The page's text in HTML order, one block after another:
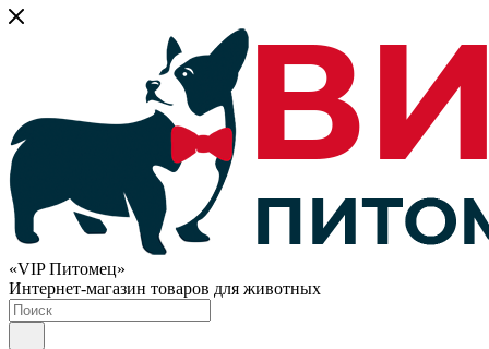
«VIP Питомец»
Интернет-магазин товаров для животных